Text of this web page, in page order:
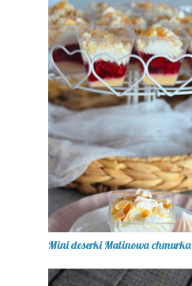
Mini deserki Malinowa chmurka